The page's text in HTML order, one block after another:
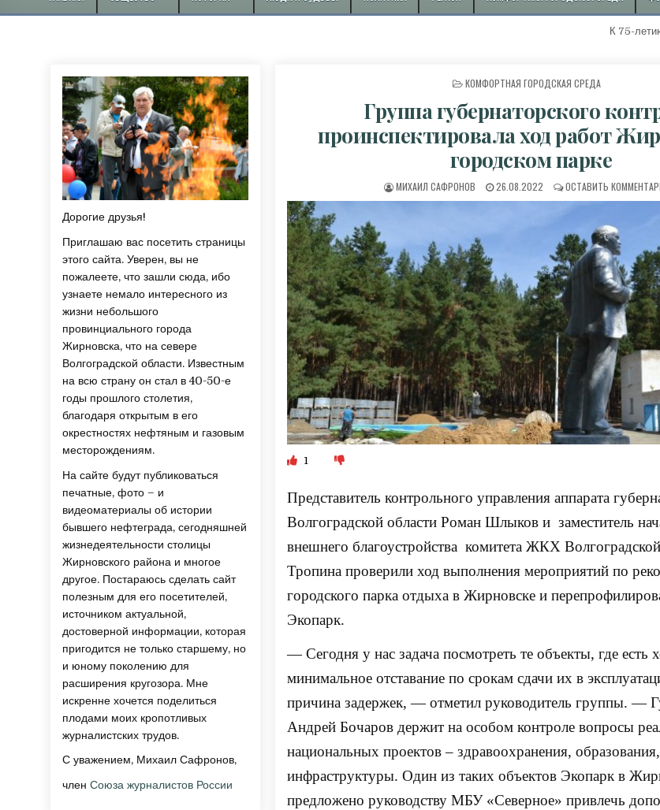
К 75-летию с
ОПУБЛИКОВАНО В
КОМФОРТНАЯ ГОРОДСКАЯ СРЕДА
Группа губернаторского
проинспектировала ход работ
городском парке
АВТОР:
МИХАИЛ САФРОНОВ ДАТА ПУБЛИКАЦИИ:
26.08.2022 ОСТАВИТЬ
1
Представитель контрольного управления аппарата
Волгоградской области Роман Шлыков и заместитель
внешнего благоустройства комитета ЖКХ
Тропина проверили ход выполнения мероприятий по
городского парка отдыха в Жирновске и
Экопарк.
— Сегодня у нас задача посмотреть те объекты, где есть
минимальное отставание по срокам сдачи их в
причина задержек, — отметил руководитель группы. —
Андрей Бочаров держит на особом контроле вопросы
национальных проектов – здравоохранения,
инфраструктуры. Один из таких объектов Экопарк в
предложено руководству МБУ «Северное» привлечь
Дорогие друзья!
Приглашаю вас посетить страницы
этого сайта. Уверен, вы не
пожалеете, что зашли сюда, ибо
узнаете немало интересного из
жизни небольшого
провинциального города
Жирновска, что на севере
Волгоградской области. Известным
на всю страну он стал в 40-50-е
годы прошлого столетия,
благодаря открытым в его
окрестностях нефтяным и газовым
месторождениям.
На сайте будут публиковаться
печатные, фото – и
видеоматериалы об истории
бывшего нефтеграда, сегодняшней
жизнедеятельности столицы
Жирновского района и многое
другое. Постараюсь сделать сайт
полезным для его посетителей,
источником актуальной,
достоверной информации, которая
пригодится не только старшему, но
и юному поколению для
расширения кругозора. Мне
искренне хочется поделиться
плодами моих кропотливых
журналистских трудов.
С уважением, Михаил Сафронов,
членСоюза журналистов России